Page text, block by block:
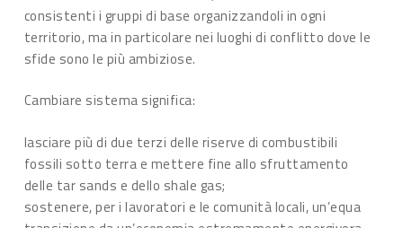
consistenti i gruppi di base organizzandoli in ogni
territorio, ma in particolare nei luoghi di conflitto dove le
sfide sono le più ambiziose.
Cambiare sistema significa:
lasciare più di due terzi delle riserve di combustibili
fossili sotto terra e mettere fine allo sfruttamento
delle tar sands e dello shale gas;
sostenere, per i lavoratori e le comunità locali, un’equa